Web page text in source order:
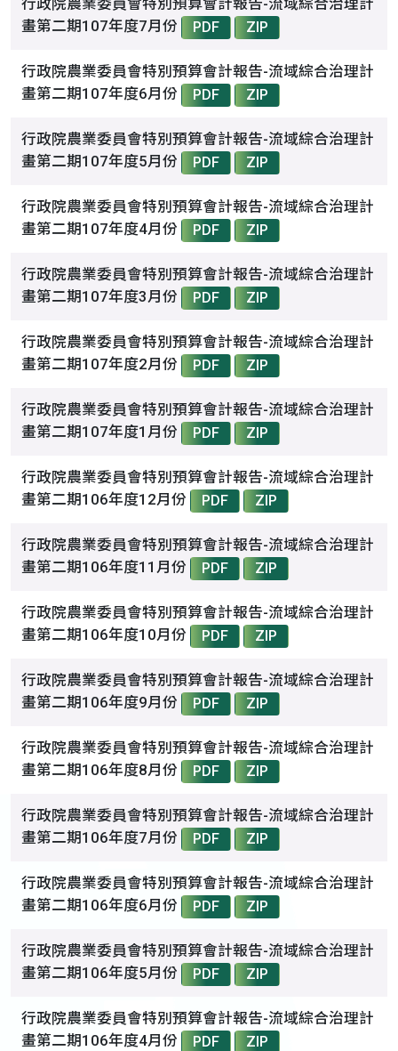
行政院農業委員會特別預算會計報告-流域綜合治理計
畫第二期107年度7月份
PDF ZIP
行政院農業委員會特別預算會計報告-流域綜合治理計
畫第二期107年度6月份
PDF ZIP
行政院農業委員會特別預算會計報告-流域綜合治理計
畫第二期107年度5月份
PDF ZIP
行政院農業委員會特別預算會計報告-流域綜合治理計
畫第二期107年度4月份
PDF ZIP
行政院農業委員會特別預算會計報告-流域綜合治理計
畫第二期107年度3月份
PDF ZIP
行政院農業委員會特別預算會計報告-流域綜合治理計
畫第二期107年度2月份
PDF ZIP
行政院農業委員會特別預算會計報告-流域綜合治理計
畫第二期107年度1月份
PDF ZIP
行政院農業委員會特別預算會計報告-流域綜合治理計
畫第二期106年度12月份
PDF ZIP
行政院農業委員會特別預算會計報告-流域綜合治理計
畫第二期106年度11月份
PDF ZIP
行政院農業委員會特別預算會計報告-流域綜合治理計
畫第二期106年度10月份
PDF ZIP
行政院農業委員會特別預算會計報告-流域綜合治理計
畫第二期106年度9月份
PDF ZIP
行政院農業委員會特別預算會計報告-流域綜合治理計
畫第二期106年度8月份
PDF ZIP
行政院農業委員會特別預算會計報告-流域綜合治理計
畫第二期106年度7月份
PDF ZIP
行政院農業委員會特別預算會計報告-流域綜合治理計
畫第二期106年度6月份
PDF ZIP
行政院農業委員會特別預算會計報告-流域綜合治理計
畫第二期106年度5月份
PDF ZIP
行政院農業委員會特別預算會計報告-流域綜合治理計
畫第二期106年度4月份
PDF ZIP